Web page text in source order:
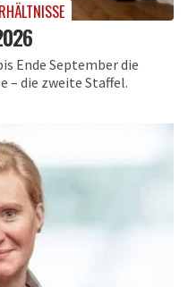
Ende September die
– die zweite Staffel.